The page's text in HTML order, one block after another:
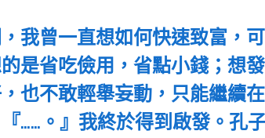
我曾一直想如何快速致富，
是省吃儉用，省點小錢；想
也不敢輕舉妄動，只能繼續
……。』我終於得到啟發。孔